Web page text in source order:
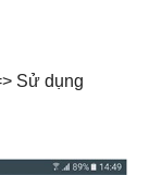
Sử dụng